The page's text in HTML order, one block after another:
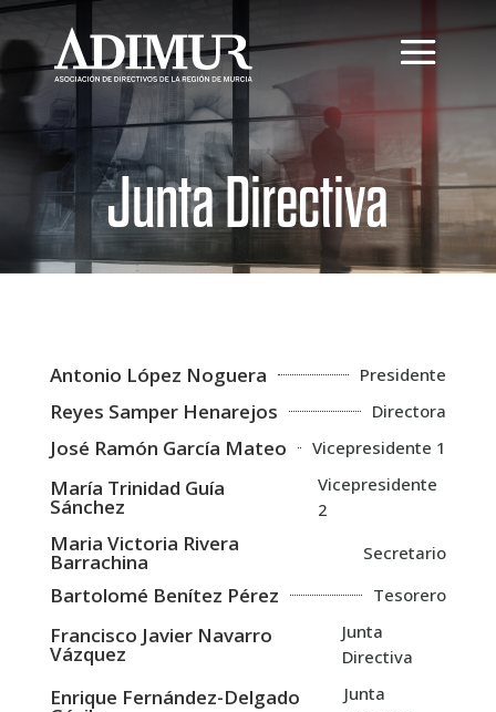
Junta Directiva
Antonio López Noguera Presidente
Reyes Samper Henarejos Directora
José Ramón García Mateo Vicepresidente 1
María Trinidad Guía
Sánchez
Vicepresidente
2
Maria Victoria Rivera
Barrachina Secretario
Bartolomé Benítez Pérez Tesorero
Francisco Javier Navarro
Vázquez
Junta
Directiva
Enrique Fernández-Delgado
Junta